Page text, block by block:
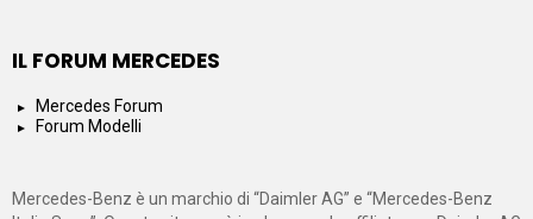
IL FORUM MERCEDES
Mercedes Forum
Forum Modelli
Mercedes-Benz è un marchio di “Daimler AG” e “Mercedes-Benz